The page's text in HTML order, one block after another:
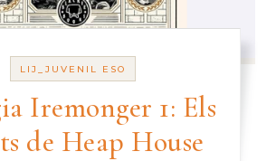
LIJ_JUVENIL ESO
Iremonger 1: Els
de Heap House